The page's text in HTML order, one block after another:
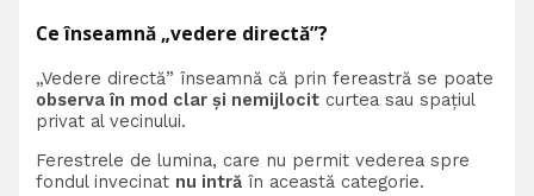
Ce înseamnă „vedere directă”?
„Vedere directă” înseamnă că prin fereastră se poate
observa în mod clar și nemijlocit curtea sau spațiul
privat al vecinului.
Ferestrele de lumina, care nu permit vederea spre
fondul invecinat nu intră în această categorie.